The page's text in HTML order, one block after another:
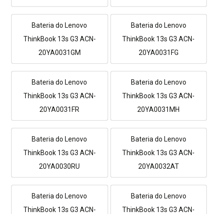
Bateria do Lenovo
ThinkBook 13s G3 ACN-
20YA0031GM
Bateria do Lenovo
ThinkBook 13s G3 ACN-
20YA0031FG
Bateria do Lenovo
ThinkBook 13s G3 ACN-
20YA0031FR
Bateria do Lenovo
ThinkBook 13s G3 ACN-
20YA0031MH
Bateria do Lenovo
ThinkBook 13s G3 ACN-
20YA0030RU
Bateria do Lenovo
ThinkBook 13s G3 ACN-
20YA0032AT
Bateria do Lenovo
ThinkBook 13s G3 ACN-
Bateria do Lenovo
ThinkBook 13s G3 ACN-